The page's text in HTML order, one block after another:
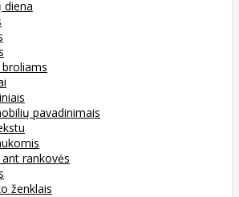
pavadinimais
rankovės
ženklais